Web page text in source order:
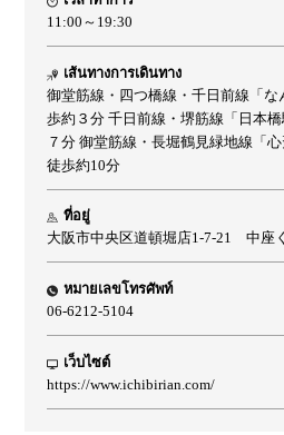
11:00～19:30
เส้นทางการเดินทาง
御堂筋線・四つ橋線・千日前線「な
歩約３分 千日前線・堺筋線「日本
７分 御堂筋線・長堀鶴見緑地線「
徒歩約10分
ที่อยู่
大阪市中央区道頓堀店1-7-21 中座
หมายเลขโทรศัพท์
06-6212-5104
เว็บไซต์
https://www.ichibirian.com/